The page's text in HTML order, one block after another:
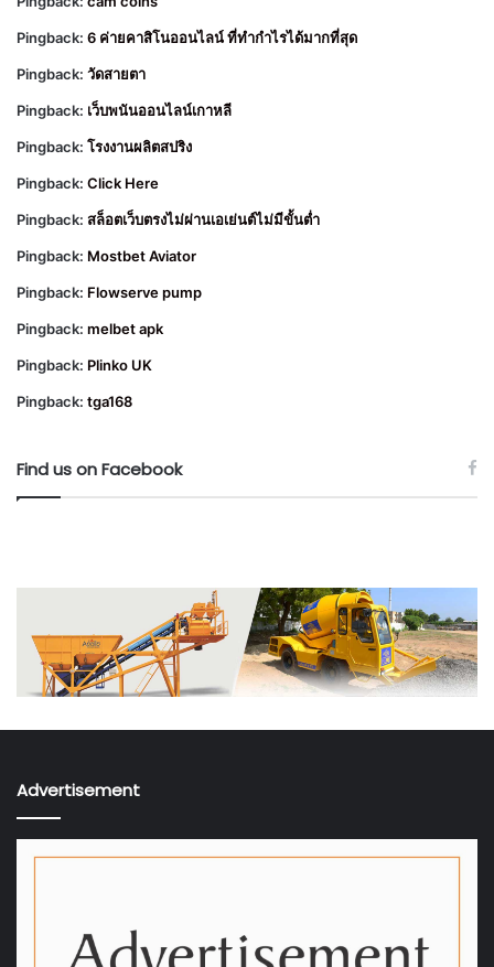
Pingback: 6 ค่ายคาสิโนออนไลน์ ที่ทำกำไรได้มากที่สุด
Pingback: วัดสายตา
Pingback: เว็บพนันออนไลน์เกาหลี
Pingback: โรงงานผลิตสปริง
Pingback: Click Here
Pingback: สล็อตเว็บตรงไม่ผ่านเอเย่นต์ไม่มีขั้นต่ำ
Pingback: Mostbet Aviator
Pingback: Flowserve pump
Pingback: melbet apk
Pingback: Plinko UK
Pingback: tga168
Find us on Facebook
Advertisement